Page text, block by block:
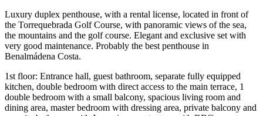
Luxury duplex penthouse, with a rental license, located in front of
the Torrequebrada Golf Course, with panoramic views of the sea,
the mountains and the golf course. Elegant and exclusive set with
very good maintenance. Probably the best penthouse in
Benalmádena Costa.
1st floor: Entrance hall, guest bathroom, separate fully equipped
kitchen, double bedroom with direct access to the main terrace, 1
double bedroom with a small balcony, spacious living room and
dining area, master bedroom with dressing area, private balcony and